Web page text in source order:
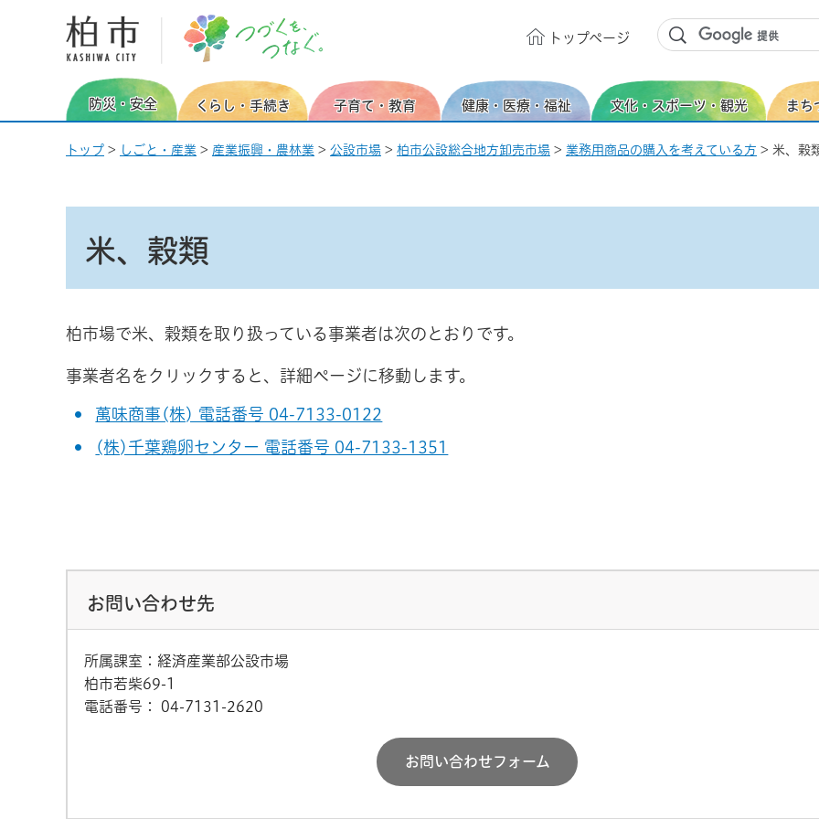
柏市 つづくを、つなぐ。
トップページ
防災・安全 くらし・手続き 子育て・教育 健康・医療・福祉 文化・スポーツ・観光 まち
トップ > しごと・産業 > 産業振興・農林業 > 公設市場 > 柏市公設総合地方卸売市場 > 業務用商品の購入を考えている方 > 米、穀
米、穀類
柏市場で米、穀類を取り扱っている事業者は次のとおりです。
事業者名をクリックすると、詳細ページに移動します。
萬味商事(株) 電話番号 04-7133-0122
(株)千葉鶏卵センター 電話番号 04-7133-1351
お問い合わせ先
所属課室：経済産業部公設市場
柏市若柴69-1
電話番号：
04-7131-2620
お問い合わせフォーム